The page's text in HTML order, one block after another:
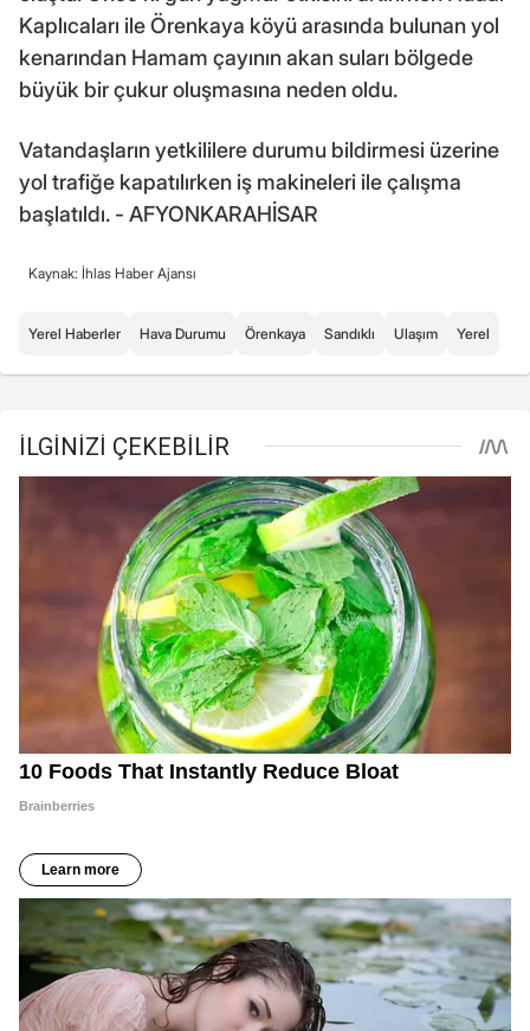
Kaplıcaları ile Örenkaya köyü arasında bulunan yol
kenarından Hamam çayının akan suları bölgede
büyük bir çukur oluşmasına neden oldu.
Vatandaşların yetkililere durumu bildirmesi üzerine
yol trafiğe kapatılırken iş makineleri ile çalışma
başlatıldı. - AFYONKARAHİSAR
Kaynak: İhlas Haber Ajansı
Yerel Haberler Hava Durumu Örenkaya Sandıklı Ulaşım Yerel